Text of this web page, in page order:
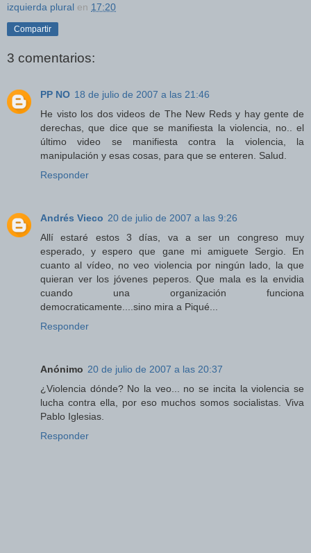
izquierda plural en 17:20
Compartir
3 comentarios:
PP NO 18 de julio de 2007 a las 21:46
He visto los dos videos de The New Reds y hay gente de
derechas, que dice que se manifiesta la violencia, no.. el
último video se manifiesta contra la violencia, la
manipulación y esas cosas, para que se enteren. Salud.
Responder
Andrés Vieco 20 de julio de 2007 a las 9:26
Allí estaré estos 3 días, va a ser un congreso muy
esperado, y espero que gane mi amiguete Sergio. En
cuanto al vídeo, no veo violencia por ningún lado, la que
quieran ver los jóvenes peperos. Que mala es la envidia
cuando una organización funciona
democraticamente....sino mira a Piqué...
Responder
Anónimo 20 de julio de 2007 a las 20:37
¿Violencia dónde? No la veo... no se incita la violencia se
lucha contra ella, por eso muchos somos socialistas. Viva
Pablo Iglesias.
Responder